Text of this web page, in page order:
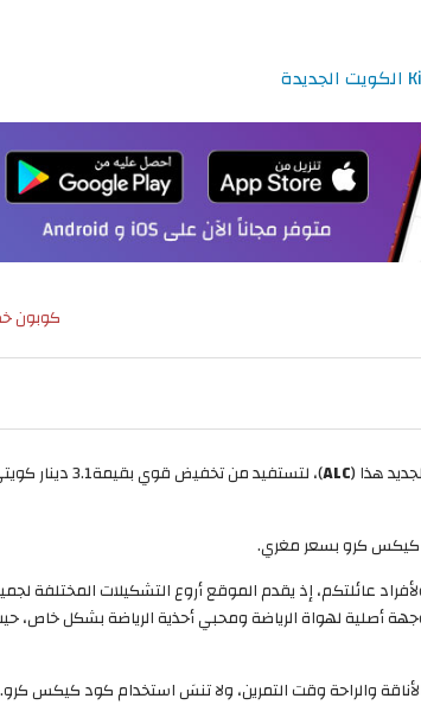
كوبون
ALC
)، لتستفيد من تخفيض قوي بقيمة3.1
التي تحتاجونها لكم ولأفراد عائلتكم، إذ يقدم الموقع أروع التشكيلات المختلفة
أصلية لهواة الرياضة ومحبي أحذية الرياضة بشكل خاص،
والراحة وقت التمرين، ولا تنسَ استخدام كود كيكس كرو.